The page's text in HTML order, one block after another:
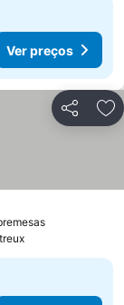
Ver preços
Partilhar
Ver preços